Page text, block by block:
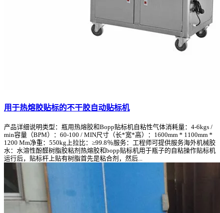
用于热熔胶贴标的不干胶自动贴标机
产品详细说明类型：瓶用热熔胶和Bopp贴标机自粘性气体消耗量：4-6kgs /
min容量（BPM）：60-100 / MIN尺寸（长*宽*高）：1600mm * 1100mm *
1200 Mm净重：550kg上拉比：≥99.8％服务：工程师可提供服务海外机械胶
水：水溶性酚醛树脂胶粘剂热熔胶和bopp贴标机用于瓶子的自粘操作贴标机
运行后，贴标杆上贴有树脂首先是粘合剂，然后...